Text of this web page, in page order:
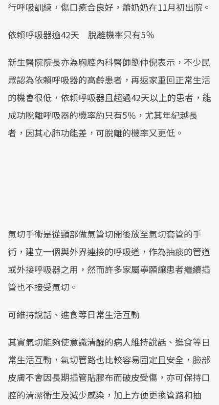
行呼吸訓練，傷口癒合良好，蕭奶奶在11月初出院。
依賴呼吸器逾42天 脫離機率只有5％
新生醫院院長亦為胸腔內科醫師劉仲倪表示，不少民
眾認為依賴呼吸器的高齡患者，再返家重回正常生活
的機會很低，依賴呼吸器且超過42天以上的患者，能
成功脫離呼吸器的機率約只有5％，尤其年紀越長
者，因其心肺功能差，可脫離的機率又更低。
氣切手術是從頸部做氣管切開後放至氣切套管的手
術，建立一個與外界連接的呼吸道，作為抽痰的管道
或外接呼吸器之用，然而許多家屬寧願讓患者繼續插
管也不接受氣切。
可維持說話、進食等日常生活互動
其實氣切能夠使意識清醒的病人維持說話、進食等日
常生活互動，氣切管路也比較容易固定且安全，臉部
皮膚不會因長期插管貼膠布而破皮受傷，亦可保持口
腔的清潔衛生及減少感染，加上方便更換管路和抽